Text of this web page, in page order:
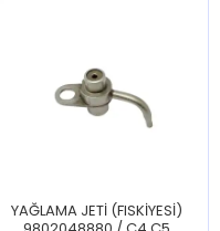
YAĞLAMA JETİ (FISKİYESİ)